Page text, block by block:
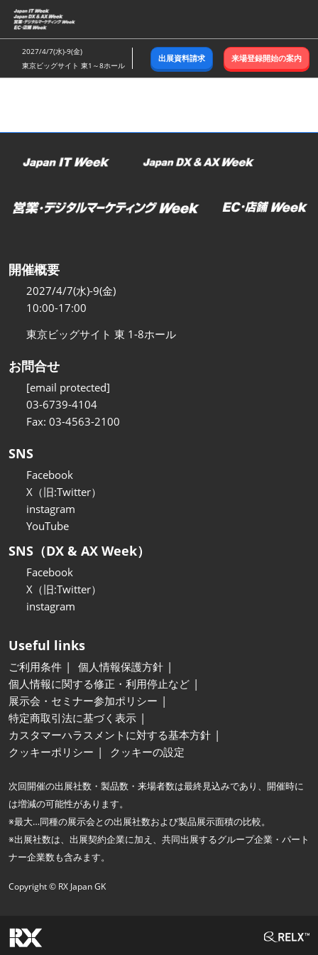
ス
キ
ッ
し
む
2027/4/7(水)-9(金)
東京ビッグサイト 東1～8ホール
出展資料請求 来場登録開始の案内
開催概要
2027/4/7(水)-9(金)
10:00-17:00
東京ビッグサイト 東 1-8ホール
お問合せ
[email protected]
03-6739-4104
Fax: 03-4563-2100
SNS
Facebook
X（旧:Twitter）
instagram
YouTube
SNS（DX & AX Week）
Facebook
X（旧:Twitter）
instagram
Useful links
ご利用条件
個人情報保護方針
個人情報に関する修正・利用停止など
展示会・セミナー参加ポリシー
特定商取引法に基づく表示
カスタマーハラスメントに対する基本方針
クッキーポリシー
クッキーの設定
次回開催の出展社数・製品数・来場者数は最終見込みであり、開催時に
は増減の可能性があります。
※最大…同種の展示会との出展社数および製品展示面積の比較。
※出展社数は、出展契約企業に加え、共同出展するグループ企業・パート
ナー企業数も含みます。
Copyright © RX Japan GK